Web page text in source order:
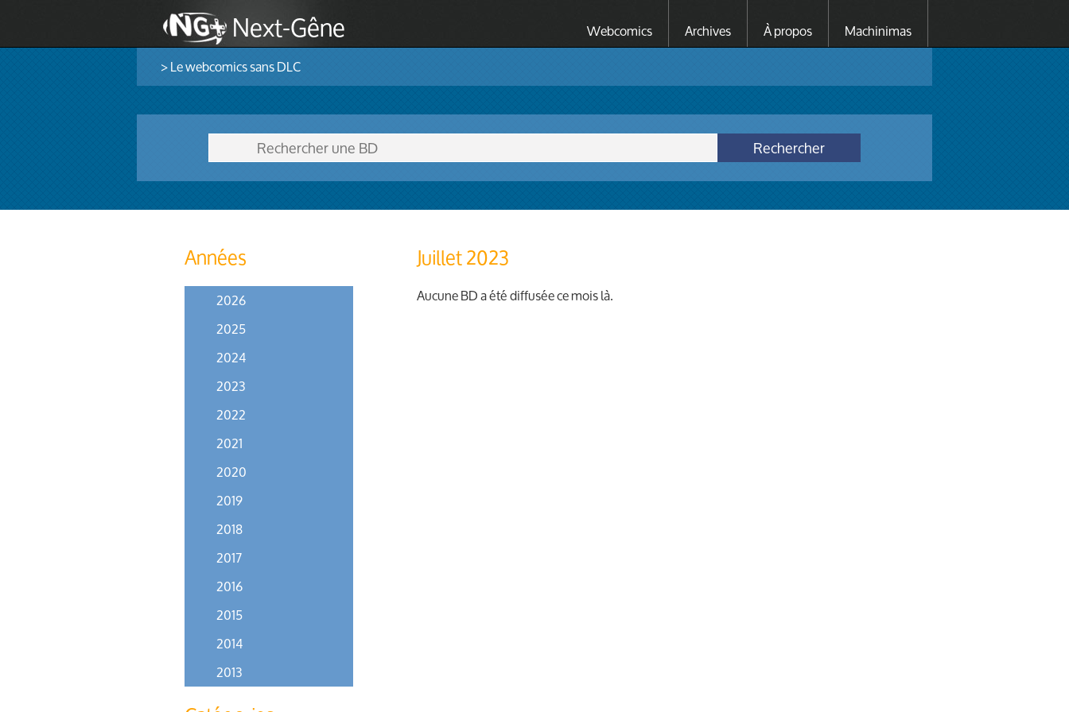
Next-Gêne Webcomics Archives À propos
Machinimas
> Le webcomics sans DLC
Rechercher
Années
2026
2025
2024
2023
2022
2021
2020
2019
2018
2017
2016
2015
2014
2013
Juillet 2023
Aucune BD a été diffusée ce mois là.